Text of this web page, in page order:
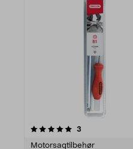
3
Motorsagtilbehør